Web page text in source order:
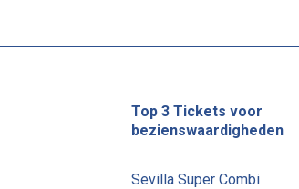
Top 3 Tickets voor
bezienswaardigheden
Sevilla Super Combi